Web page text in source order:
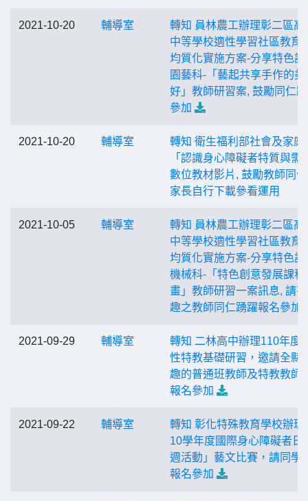
2021-10-20 輔導室
轉知 員林農工辦理彰二區高
中等學校適性學習社區教育
均質化實施方案-分享特色課
園藝科-「藝起共享手作的美
好」教師研習案, 鼓勵同仁
參加
2021-10-20 輔導室
轉知 衛生福利部社會及家庭
「認識身心障礙者特質與需
數位教材影片, 鼓勵教師同
家長自行下載參看運用
2021-10-05 輔導室
轉知 員林農工辦理彰二區高
中等學校適性學習社區教育
均質化實施方案-分享特色課
機械科-「特色創意發展課程
畫」教師研習一案訊息, 請
趣之教師同仁踴躍報名參加
2021-09-29 輔導室
轉知 二林高中辦理110年度
性特教基礎研習，邀請全縣
趣的普通班教師及特教教師
報名參加
2021-09-22 輔導室
轉知 彰化特殊教育學校辦理
10學年度國際身心障礙者日
週活動」藝文比賽，請同學
報名參加